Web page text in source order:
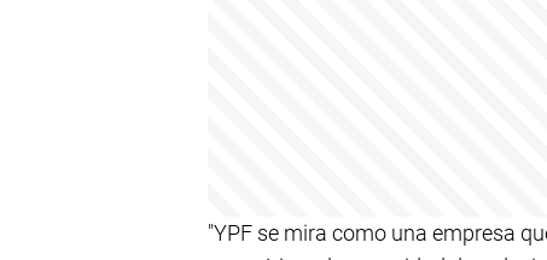
"YPF se mira como una empresa